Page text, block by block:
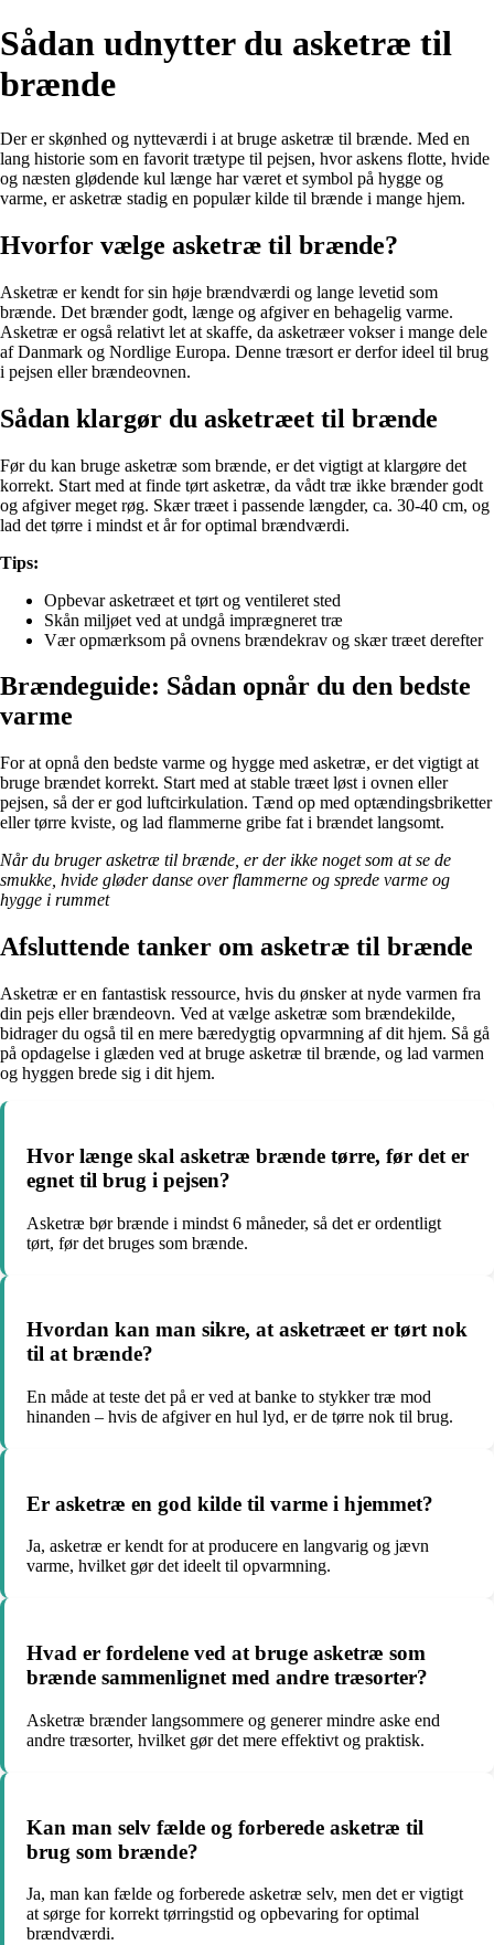
Sådan udnytter du asketræ til
brænde
Der er skønhed og nytteværdi i at bruge asketræ til brænde. Med en
lang historie som en favorit trætype til pejsen, hvor askens flotte, hvide
og næsten glødende kul længe har været et symbol på hygge og
varme, er asketræ stadig en populær kilde til brænde i mange hjem.
Hvorfor vælge asketræ til brænde?
Asketræ er kendt for sin høje brændværdi og lange levetid som
brænde. Det brænder godt, længe og afgiver en behagelig varme.
Asketræ er også relativt let at skaffe, da asketræer vokser i mange dele
af Danmark og Nordlige Europa. Denne træsort er derfor ideel til brug
i pejsen eller brændeovnen.
Sådan klargør du asketræet til brænde
Før du kan bruge asketræ som brænde, er det vigtigt at klargøre det
korrekt. Start med at finde tørt asketræ, da vådt træ ikke brænder godt
og afgiver meget røg. Skær træet i passende længder, ca. 30-40 cm, og
lad det tørre i mindst et år for optimal brændværdi.
Tips:
Opbevar asketræet et tørt og ventileret sted
Skån miljøet ved at undgå imprægneret træ
Vær opmærksom på ovnens brændekrav og skær træet derefter
Brændeguide: Sådan opnår du den bedste
varme
For at opnå den bedste varme og hygge med asketræ, er det vigtigt at
bruge brændet korrekt. Start med at stable træet løst i ovnen eller
pejsen, så der er god luftcirkulation. Tænd op med optændingsbriketter
eller tørre kviste, og lad flammerne gribe fat i brændet langsomt.
Når du bruger asketræ til brænde, er der ikke noget som at se de
smukke, hvide gløder danse over flammerne og sprede varme og
hygge i rummet
Afsluttende tanker om asketræ til brænde
Asketræ er en fantastisk ressource, hvis du ønsker at nyde varmen fra
din pejs eller brændeovn. Ved at vælge asketræ som brændekilde,
bidrager du også til en mere bæredygtig opvarmning af dit hjem. Så gå
på opdagelse i glæden ved at bruge asketræ til brænde, og lad varmen
og hyggen brede sig i dit hjem.
Hvor længe skal asketræ brænde tørre, før det er
egnet til brug i pejsen?
Asketræ bør brænde i mindst 6 måneder, så det er ordentligt
tørt, før det bruges som brænde.
Hvordan kan man sikre, at asketræet er tørt nok
til at brænde?
En måde at teste det på er ved at banke to stykker træ mod
hinanden – hvis de afgiver en hul lyd, er de tørre nok til brug.
Er asketræ en god kilde til varme i hjemmet?
Ja, asketræ er kendt for at producere en langvarig og jævn
varme, hvilket gør det ideelt til opvarmning.
Hvad er fordelene ved at bruge asketræ som
brænde sammenlignet med andre træsorter?
Asketræ brænder langsommere og generer mindre aske end
andre træsorter, hvilket gør det mere effektivt og praktisk.
Kan man selv fælde og forberede asketræ til
brug som brænde?
Ja, man kan fælde og forberede asketræ selv, men det er vigtigt
at sørge for korrekt tørringstid og opbevaring for optimal
brændværdi.